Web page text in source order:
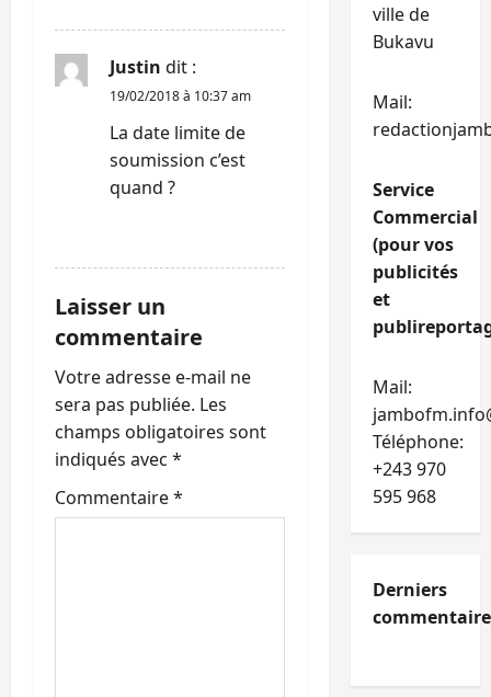
Justin dit :
19/02/2018 à 10:37 am
La date limite de
soumission c’est
quand ?
Laisser un
commentaire
Votre adresse e-mail ne
sera pas publiée. Les
champs obligatoires sont
indiqués avec *
Commentaire*
ville de
Bukavu
Mail:
Service
Commercial
(pour vos
publicités
et
Mail:
Téléphone:
+243 970
595 968
Derniers